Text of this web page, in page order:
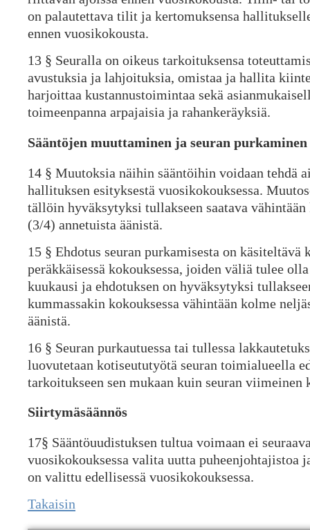
on palautettava tilit ja kertomuksensa
ennen vuosikokousta.
13 § Seuralla on oikeus tarkoituksensa
avustuksia ja lahjoituksia, omistaa ja hallita
harjoittaa kustannustoimintaa sekä
toimeenpanna arpajaisia ja rahankeräyksiä.
Sääntöjen muuttaminen ja seuran purkaminen
14 § Muutoksia näihin sääntöihin voidaan tehdä
hallituksen esityksestä vuosikokouksessa.
tällöin hyväksytyksi tullakseen saatava vähintään
(3/4) annetuista äänistä.
15 § Ehdotus seuran purkamisesta on käsiteltävä
peräkkäisessä kokouksessa, joiden väliä tulee
kuukausi ja ehdotuksen on hyväksytyksi
kummassakin kokouksessa vähintään kolme
äänistä.
16 § Seuran purkautuessa tai tullessa
luovutetaan kotiseututyötä seuran toimialueella
tarkoitukseen sen mukaan kuin seuran viimeinen
Siirtymäsäännös
17§ Sääntöuudistuksen tultua voimaan ei
vuosikokouksessa valita uutta puheenjohtajistoa
on valittu edellisessä vuosikokouksessa.
Takaisin